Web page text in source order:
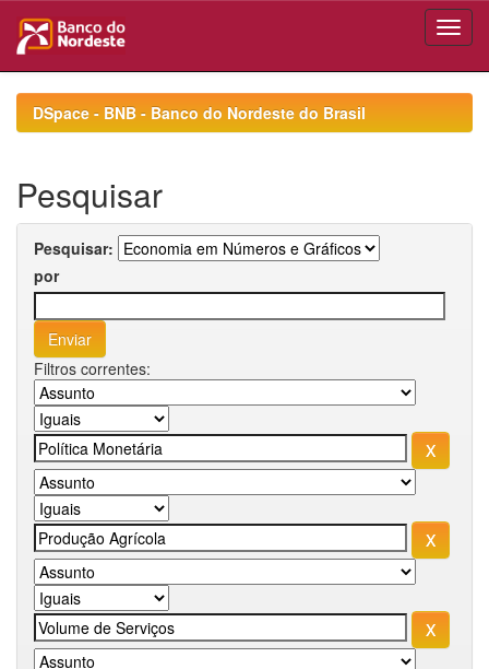
navigationDSpace - BNB - Banco do Nordeste do Brasil
Pesquisar
Pesquisar:
por
Filtros correntes: